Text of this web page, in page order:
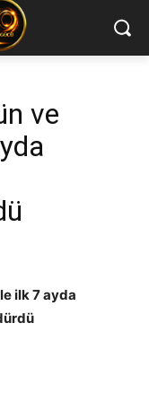
ve
ilk 7 ayda